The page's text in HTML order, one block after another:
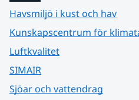
Havsmiljö i kust och hav
Kunskapscentrum för
Luftkvalitet
SIMAIR
Sjöar och vattendrag